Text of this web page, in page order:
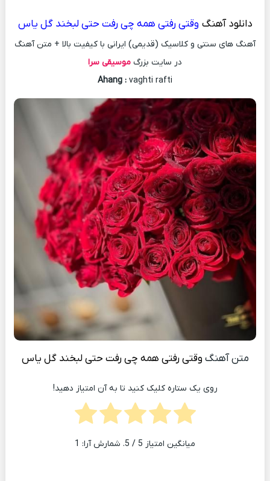
دانلود آهنگ وقتی رفتی همه چی رفت حتی لبخند گل یاس
آهنگ های سنتی و کلاسیک (قدیمی) ایرانی با کیفیت بالا + متن آهنگ
در سایت بزرگ موسیقی سرا
Ahang : vaghti rafti
متن آهنگ وقتی رفتی همه چی رفت حتی لبخند گل یاس
روی یک ستاره کلیک کنید تا به آن امتیاز دهید!
میانگین امتیاز 5 / 5. شمارش آرا: 1